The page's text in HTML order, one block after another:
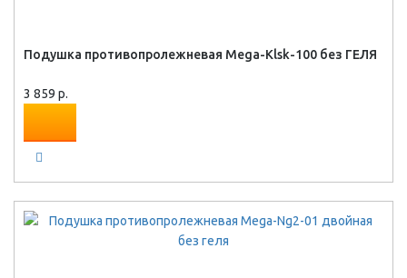
Подушка противопролежневая Mega-Klsk-100 без ГЕЛЯ
3 859 р.